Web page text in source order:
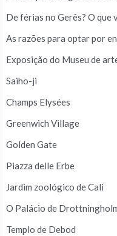
De férias no Gerês? O que
As razões para optar por
Exposição do Museu de
Saiho-ji
Champs Elysées
Greenwich Village
Golden Gate
Piazza delle Erbe
Jardim zoológico de Cali
O Palácio de
Templo de Debod